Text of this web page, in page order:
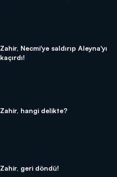
Zahir, Necmi'ye saldırıp Aleyna'yı
kaçırdı!
Zahir, hangi delikte?
Zahir, geri döndü!